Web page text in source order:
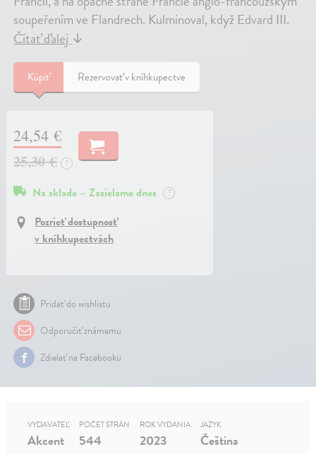
soupeřením ve Flandrech. Kulminoval, když Edvard III.
Čítať ďalej↓
Kúpiť Rezervovať v kníhkupectve
24,54 €
25,30 €
?
Na sklade – Zasielame dnes ?
Pozrieť dostupnosť
v kníhkupectvách
Pridať do wishlistu
Odporučiť známemu
Zdielať na Facebooku
VYDAVATEĽ
Akcent
POČET STRÁN
544
ROK VYDANIA
2023
JAZYK
Čeština